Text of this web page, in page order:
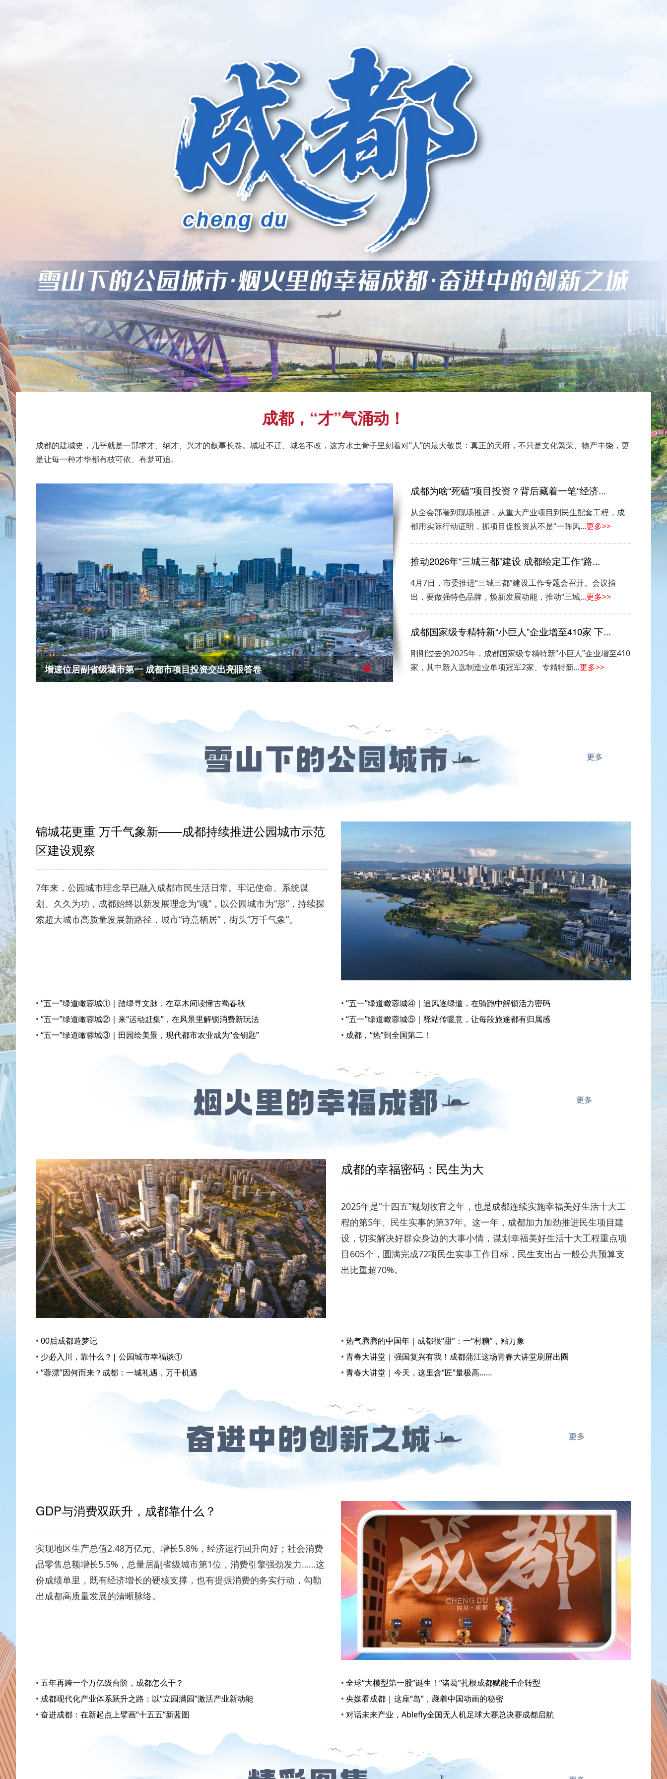
成都，“才”气涌动！
成都的建城史，几乎就是一部求才、纳才、兴才的叙事长卷。城址不迁、城名不改，这方水土骨子里刻着对“人”的最大敬畏：真正的天府，不只是文化繁荣、物产丰饶，更
是让每一种才华都有枝可依、有梦可追。
增速位居副省级城市第一 成都市项目投资交出亮眼答卷 提供超400个岗位！成都连续11年向全球人才敞开怀抱
成都为啥“死磕”项目投资？背后藏着一笔“经济...
从全会部署到现场推进，从重大产业项目到民生配套工程，成
都用实际行动证明，抓项目促投资从不是“一阵风...更多>>
推动2026年“三城三都”建设 成都绘定工作“路...
4月7日，市委推进“三城三都”建设工作专题会召开。会议指
出，要做强特色品牌，焕新发展动能，推动“三城...更多>>
成都国家级专精特新“小巨人”企业增至410家 下...
刚刚过去的2025年，成都国家级专精特新“小巨人”企业增至410
家，其中新入选制造业单项冠军2家、专精特新...更多>>
锦城花更重 万千气象新——成都持续推进公园城市示范
区建设观察
7年来，公园城市理念早已融入成都市民生活日常。牢记使命、系统谋
划、久久为功，成都始终以新发展理念为“魂”，以公园城市为“形”，持续探
索超大城市高质量发展新路径，城市“诗意栖居”，街头“万千气象”。
• “五一”绿道瞰蓉城①｜踏绿寻文脉，在草木间读懂古蜀春秋
• “五一”绿道瞰蓉城②｜来“运动赶集”，在风景里解锁消费新玩法
• “五一”绿道瞰蓉城③｜田园绘美景，现代都市农业成为“金钥匙”
• “五一”绿道瞰蓉城④｜追风逐绿道，在骑跑中解锁活力密码
• “五一”绿道瞰蓉城⑤｜驿站传暖意，让每段旅途都有归属感
• 成都，“热”到全国第二！
成都的幸福密码：民生为大
2025年是“十四五”规划收官之年，也是成都连续实施幸福美好生活十大工
程的第5年、民生实事的第37年。这一年，成都加力加劲推进民生项目建
设，切实解决好群众身边的大事小情，谋划幸福美好生活十大工程重点项
目605个，圆满完成72项民生实事工作目标，民生支出占一般公共预算支
出比重超70%。
• 00后成都造梦记
• 少必入川，靠什么？| 公园城市幸福谈①
• “蓉漂”因何而来？成都：一城礼遇，万千机遇
• 热气腾腾的中国年｜成都很“甜”：一“村糖”，粘万象
• 青春大讲堂 | 强国复兴有我！成都蒲江这场青春大讲堂刷屏出圈
• 青春大讲堂 | 今天，这里含“匠”量极高……
GDP与消费双跃升，成都靠什么？
实现地区生产总值2.48万亿元、增长5.8%，经济运行回升向好；社会消费
品零售总额增长5.5%，总量居副省级城市第1位，消费引擎强劲发力……这
份成绩单里，既有经济增长的硬核支撑，也有提振消费的务实行动，勾勒
出成都高质量发展的清晰脉络。
• 五年再跨一个万亿级台阶，成都怎么干？
• 成都现代化产业体系跃升之路：以“立园满园”激活产业新动能
• 奋进成都：在新起点上擘画“十五五”新蓝图
• 全球“大模型第一股”诞生！“诸葛”扎根成都赋能千企转型
• 央媒看成都 | 这座“岛”，藏着中国动画的秘密
• 对话未来产业，Ablefly全国无人机足球大赛总决赛成都启航